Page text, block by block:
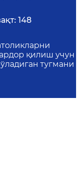
148
қилиш учун
тугмани